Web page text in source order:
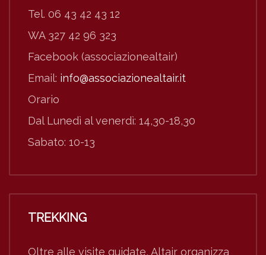
Tel. 06 43 42 43 12
WA 327 42 96 323
Facebook (associazionealtair)
Email: info@associazionealtair.it
Orario
Dal Lunedì al venerdì: 14,30-18,30
Sabato: 10-13
TREKKING
Oltre alle visite guidate, Altair organizza